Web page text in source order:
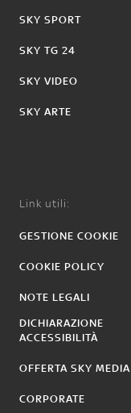
SKY SPORT
SKY TG 24
SKY VIDEO
SKY ARTE
Link utili:
GESTIONE COOKIE
COOKIE POLICY
NOTE LEGALI
DICHIARAZIONE
ACCESSIBILITÀ
OFFERTA SKY MEDIA
CORPORATE